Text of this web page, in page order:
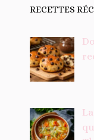
RECETTES